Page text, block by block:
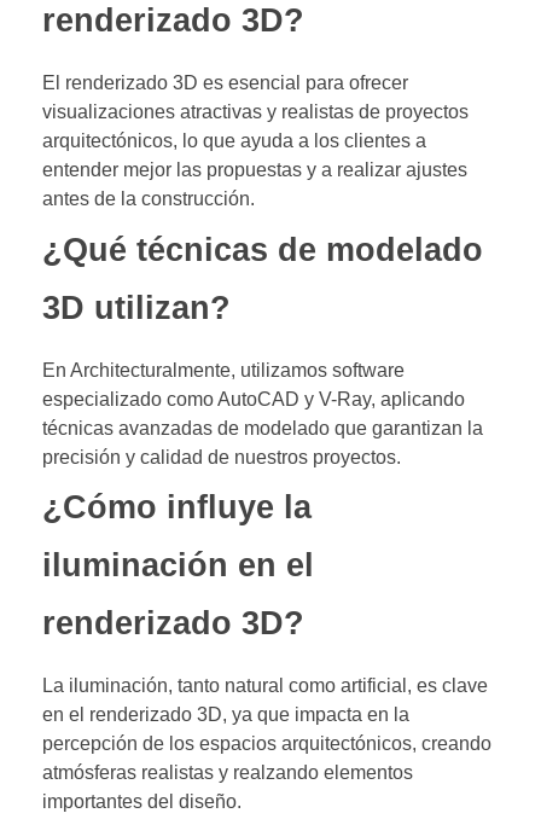
renderizado 3D?
El renderizado 3D es esencial para ofrecer
visualizaciones atractivas y realistas de proyectos
arquitectónicos, lo que ayuda a los clientes a
entender mejor las propuestas y a realizar ajustes
antes de la construcción.
¿Qué técnicas de modelado
3D utilizan?
En Architecturalmente, utilizamos software
especializado como AutoCAD y V-Ray, aplicando
técnicas avanzadas de modelado que garantizan la
precisión y calidad de nuestros proyectos.
¿Cómo influye la
iluminación en el
renderizado 3D?
La iluminación, tanto natural como artificial, es clave
en el renderizado 3D, ya que impacta en la
percepción de los espacios arquitectónicos, creando
atmósferas realistas y realzando elementos
importantes del diseño.